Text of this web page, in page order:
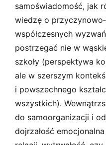
samoświadomość, jak
wiedzę o
współczesnych
postrzegać nie w
szkoły (perspektywa
ale w szerszym
i powszechnego
wszystkich).
do samoorganizacji i
dojrzałość